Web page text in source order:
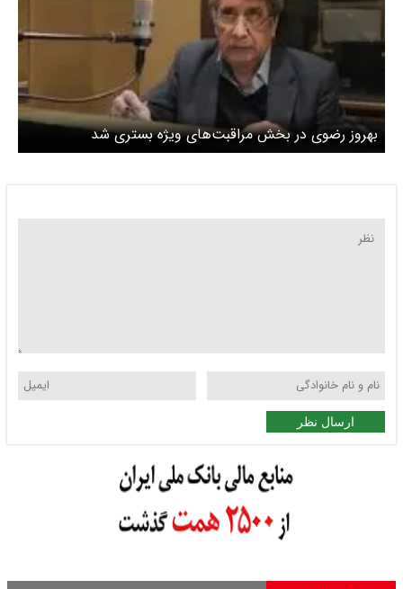
بهروز رضوی در بخش مراقبت‌های ویژه بستری شد
ارسال نظر